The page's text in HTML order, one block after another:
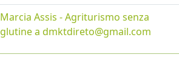
Marcia Assis - Agriturismo senza
glutine a dmktdireto@gmail.com